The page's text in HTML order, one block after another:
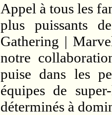
Appel à tous les
plus puissants
Gathering |
notre
puise dans les
équipes de
déterminés à